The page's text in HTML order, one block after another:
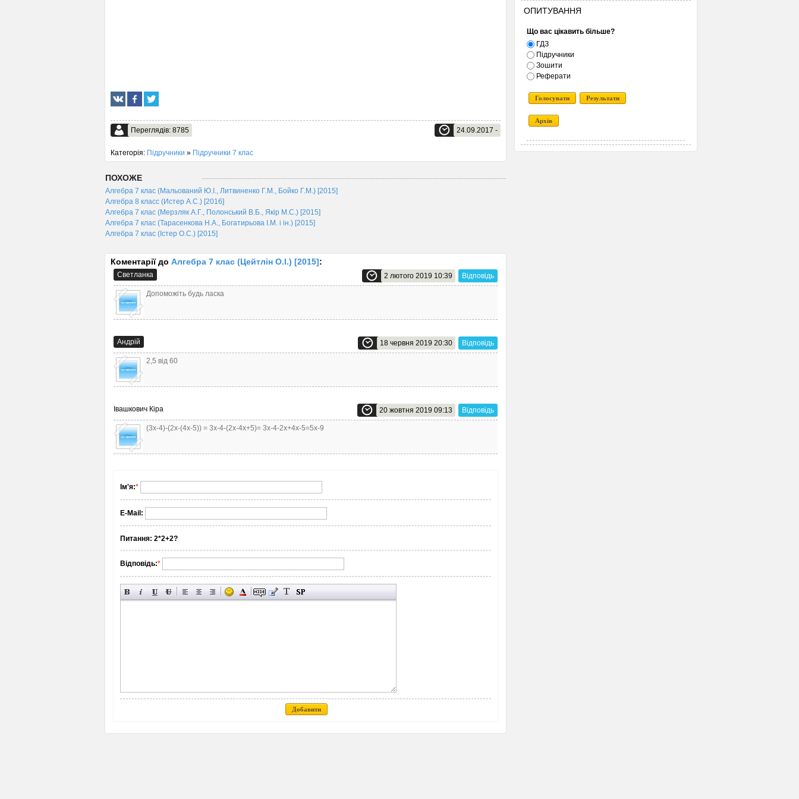
Переглядів: 8785 24.09.2017 -
Категорія: Підручники » Підручники 7 клас
ПОХОЖЕ
Алгебра 7 клас (Мальований Ю.І., Литвиненко Г.М., Бойко Г.М.) [2015]
Алгебра 8 класс (Истер А.С.) [2016]
Алгебра 7 клас (Мерзляк А.Г., Полонський В.Б., Якір М.С.) [2015]
Алгебра 7 клас (Тарасенкова Н.А., Богатирьова І.М. і ін.) [2015]
Алгебра 7 клас (Істер О.С.) [2015]
Коментарії до Алгебра 7 клас (Цейтлін О.І.) [2015]:
Светланка Відповідь
2 лютого 2019 10:39
Допоможіть будь ласка
Андрій Відповідь
18 червня 2019 20:30
2,5 від 60
Івашкович Кіра Відповідь
20 жовтня 2019 09:13
(3х-4)-(2х-(4х-5)) = 3х-4-(2х-4х+5)= 3х-4-2х+4х-5=5х-9
Ім'я:*
E-Mail:
Питання: 2*2+2?
Відповідь:*
Добавити
ОПИТУВАННЯ
Що вас цікавить більше?
ГДЗ
Підручники
Зошити
Реферати
Голосувати Результати
Архів